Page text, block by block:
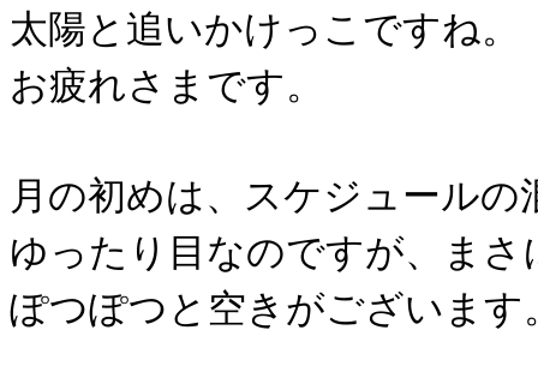
太陽と追いかけっこですね。
お疲れさまです。
月の初めは、スケジュールの
ゆったり目なのですが、まさ
ぽつぽつと空きがございます